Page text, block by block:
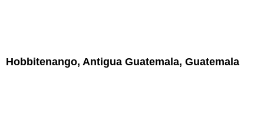
Hobbitenango, Antigua Guatemala, Guatemala